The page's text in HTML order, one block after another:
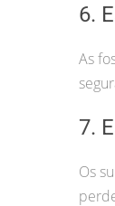
6.
As
7.
Os